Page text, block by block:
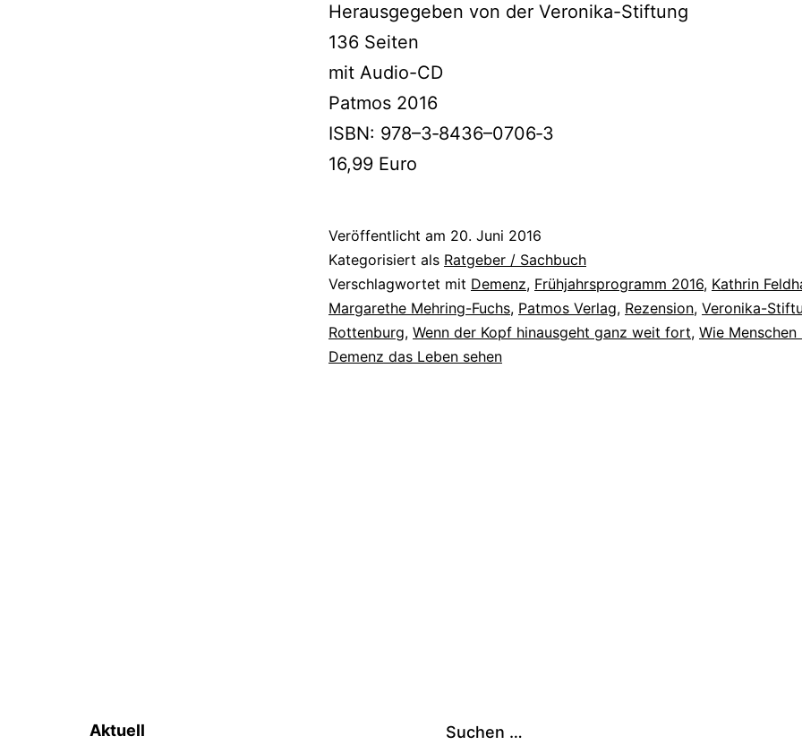
Herausgegeben von der Veronika-Stiftung
136 Seiten
mit Audio-CD
Patmos 2016
ISBN: 978–3‑8436–0706‑3
16,99 Euro
Veröffentlicht am 20. Juni 2016
Kategorisiert als Ratgeber / Sachbuch
Verschlagwortet mit Demenz, Frühjahrsprogramm 2016, Kathrin
Margarethe Mehring-Fuchs, Patmos Verlag, Rezension, Veronika-
Rottenburg, Wenn der Kopf hinausgeht ganz weit fort, Wie Menschen
Demenz das Leben sehen
Aktuell Suchen …